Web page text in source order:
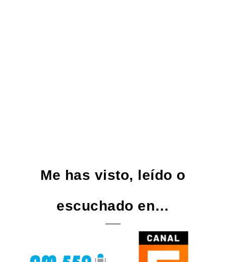
Me has visto, leído o
escuchado en…